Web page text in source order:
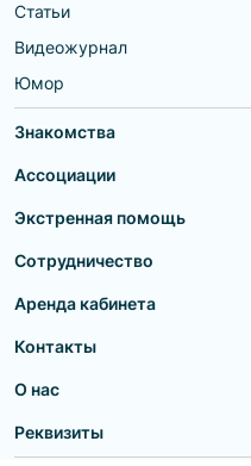
Статьи
Видеожурнал
Юмор
Знакомства
Ассоциации
Экстренная помощь
Сотрудничество
Аренда кабинета
Контакты
О нас
Реквизиты